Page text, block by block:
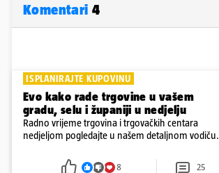
Komentari 4
ISPLANIRAJTE KUPOVINU
Evo kako rade trgovine u vašem
gradu, selu i županiji u nedjelju
Radno vrijeme trgovina i trgovačkih centara
nedjeljom pogledajte u našem detaljnom vodiču.
i šoping centri sami biraju koje će to nedjelje biti
8 25